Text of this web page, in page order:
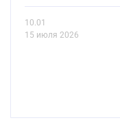
10.01
15 июля 2026